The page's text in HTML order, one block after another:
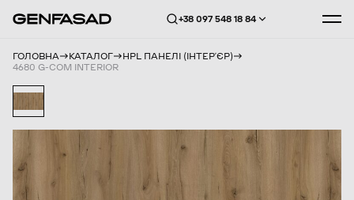
+38 097 548 18 84
ГОЛОВНА КАТАЛОГ
HPL ПАНЕЛІ (ІНТЕРʼЄР)
4680 G-COM INTERIOR